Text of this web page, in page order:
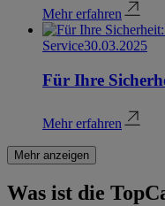
Mehr erfahren
Service30.03.2025
Für Ihre
Mehr erfahren
Mehr anzeigen
Was ist die